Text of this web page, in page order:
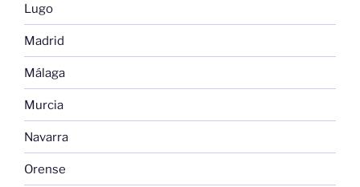
Lugo
Madrid
Málaga
Murcia
Navarra
Orense